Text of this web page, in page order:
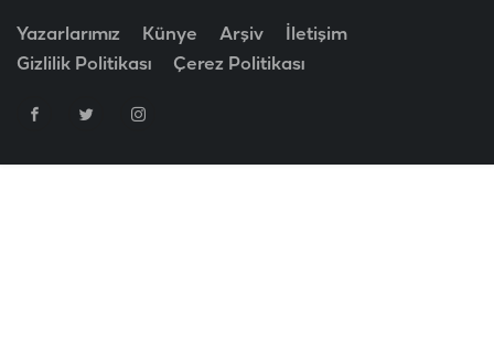
Yazarlarımız Künye Arşiv
İletişim
Gizlilik Politikası
Çerez Politikası